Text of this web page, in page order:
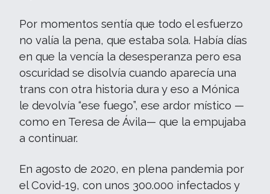
Por momentos sentía que todo el esfuerzo
no valía la pena, que estaba sola. Había días
en que la vencía la desesperanza pero esa
oscuridad se disolvía cuando aparecía una
trans con otra historia dura y eso a Mónica
le devolvía “ese fuego”, ese ardor místico —
como en Teresa de Ávila— que la empujaba
a continuar.
En agosto de 2020, en plena pandemia por
el Covid-19, con unos 300.000 infectados y